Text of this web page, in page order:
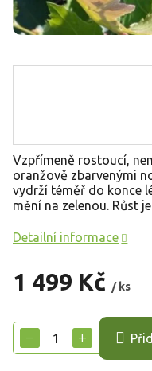
1 499 Kč / ks
cena:
+
−
Vzpřímeně rostoucí,
oranžově zbarvenými
vydrží téměř do konce
mění na zelenou. Růst
Detailní informace